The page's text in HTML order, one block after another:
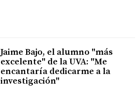
Jaime Bajo, el alumno "más
excelente" de la UVA: "Me
encantaría dedicarme a la
investigación"